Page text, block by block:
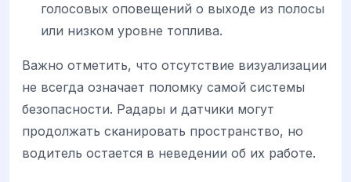
голосовых оповещений о выходе из полосы
или низком уровне топлива.
Важно отметить, что отсутствие визуализации
не всегда означает поломку самой системы
безопасности. Радары и датчики могут
продолжать сканировать пространство, но
водитель остается в неведении об их работе.